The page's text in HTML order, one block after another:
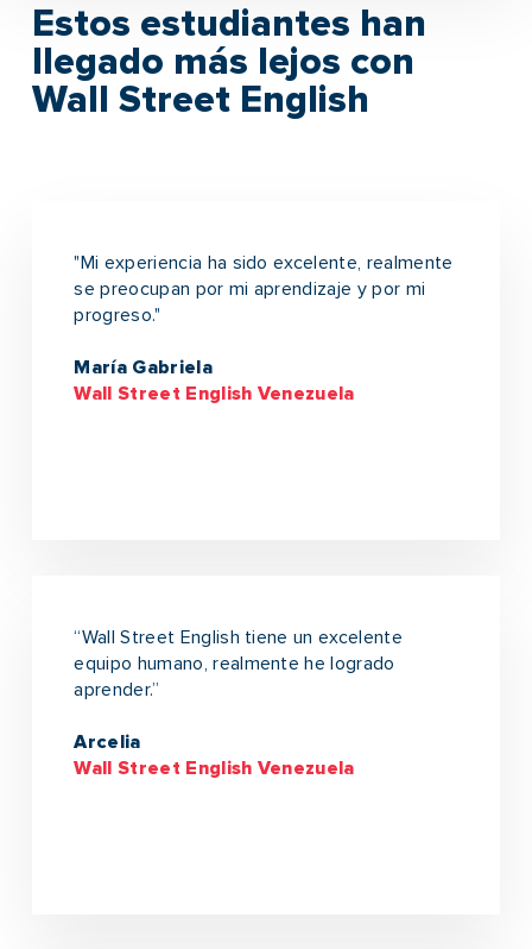
Estos estudiantes han
llegado más lejos con
Wall Street English
"Mi experiencia ha sido excelente, realmente
se preocupan por mi aprendizaje y por mi
progreso."
María Gabriela
Wall Street English Venezuela
“Wall Street English tiene un excelente
equipo humano, realmente he logrado
aprender.”
Arcelia
Wall Street English Venezuela